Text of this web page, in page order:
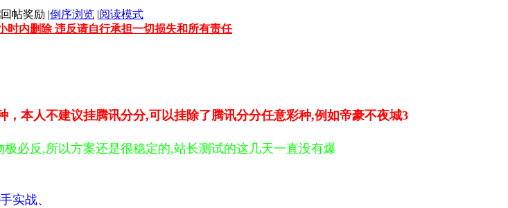
|倒序浏览 |阅读模式
时内删除 违反请自行承担一切损失和所有责任
，本人不建议挂腾讯分分,可以挂除了腾讯分分任意彩种,例如帝豪不夜城3
必反,所以方案还是很稳定的,站长测试的这几天一直没有爆
实战、